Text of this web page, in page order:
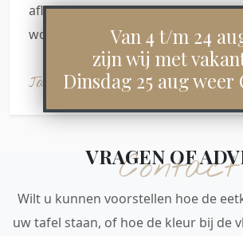
aflevering en installatie helemaal
worden klanten blij van.
Jan Willem Pot
Contact
VRAGEN OF
Wilt u kunnen voorstellen hoe de
uw tafel staan, of hoe de kleur bij de
Van 4 t/m 24
zijn wij met
Dinsdag 25 aug weer